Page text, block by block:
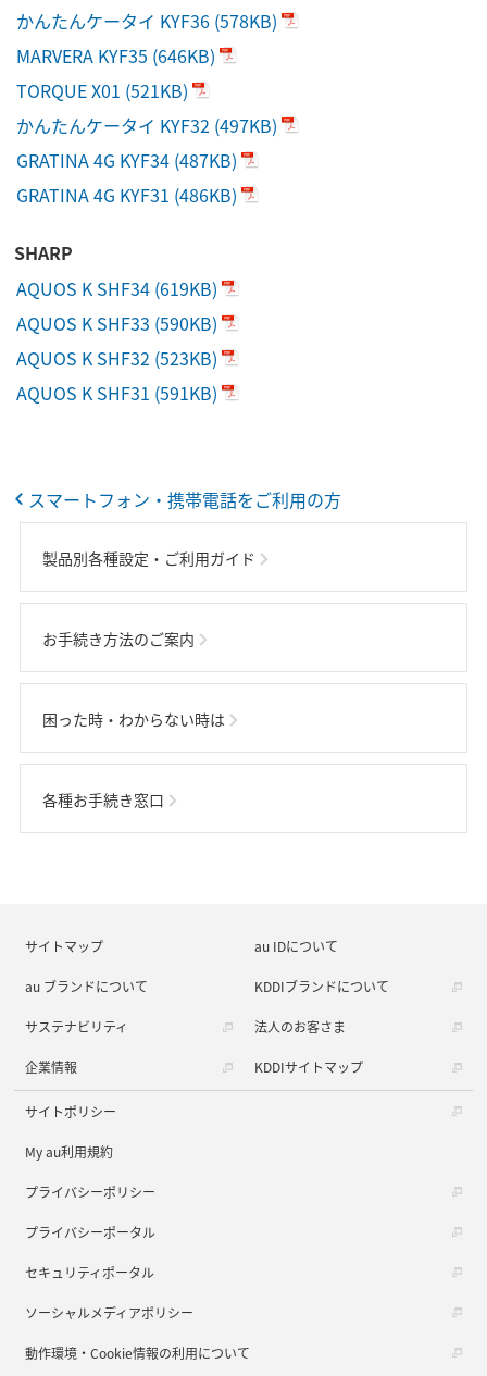
かんたんケータイ KYF36 (578KB)
MARVERA KYF35 (646KB)
TORQUE X01 (521KB)
かんたんケータイ KYF32 (497KB)
GRATINA 4G KYF34 (487KB)
GRATINA 4G KYF31 (486KB)
SHARP
AQUOS K SHF34 (619KB)
AQUOS K SHF33 (590KB)
AQUOS K SHF32 (523KB)
AQUOS K SHF31 (591KB)
スマートフォン・携帯電話をご利用の方
製品別各種設定・ご利用ガイド
お手続き方法のご案内
困った時・わからない時は
各種お手続き窓口
サイトマップ au IDについて
au ブランドについて KDDIブランドについて
サステナビリティ 法人のお客さま
企業情報 KDDIサイトマップ
サイトポリシー
My au利用規約
プライバシーポリシー
プライバシーポータル
セキュリティポータル
ソーシャルメディアポリシー
動作環境・Cookie情報の利用について